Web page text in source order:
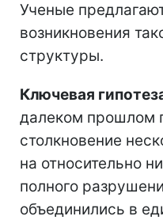
Ученые
возникновения
структуры.
Ключевая
далеком прошлом
столкновение
на относительно
полного
объединились в